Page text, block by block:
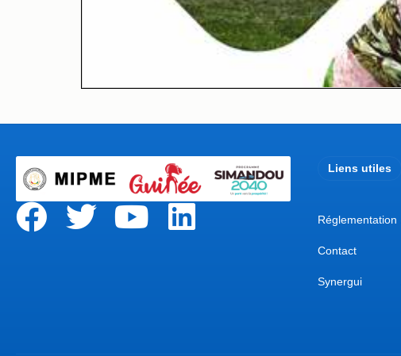
Liens utiles
Réglementation
Contact
Synergui